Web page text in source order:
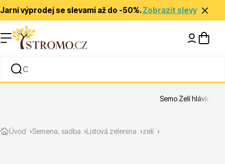
Jarní výprodej se slevami až do -50%.Zobrazit slevy
Rady a tipy
Zlevněné
Úvod Semena, sadba Listová zelenina zelí
Semo Zelí hlávkové